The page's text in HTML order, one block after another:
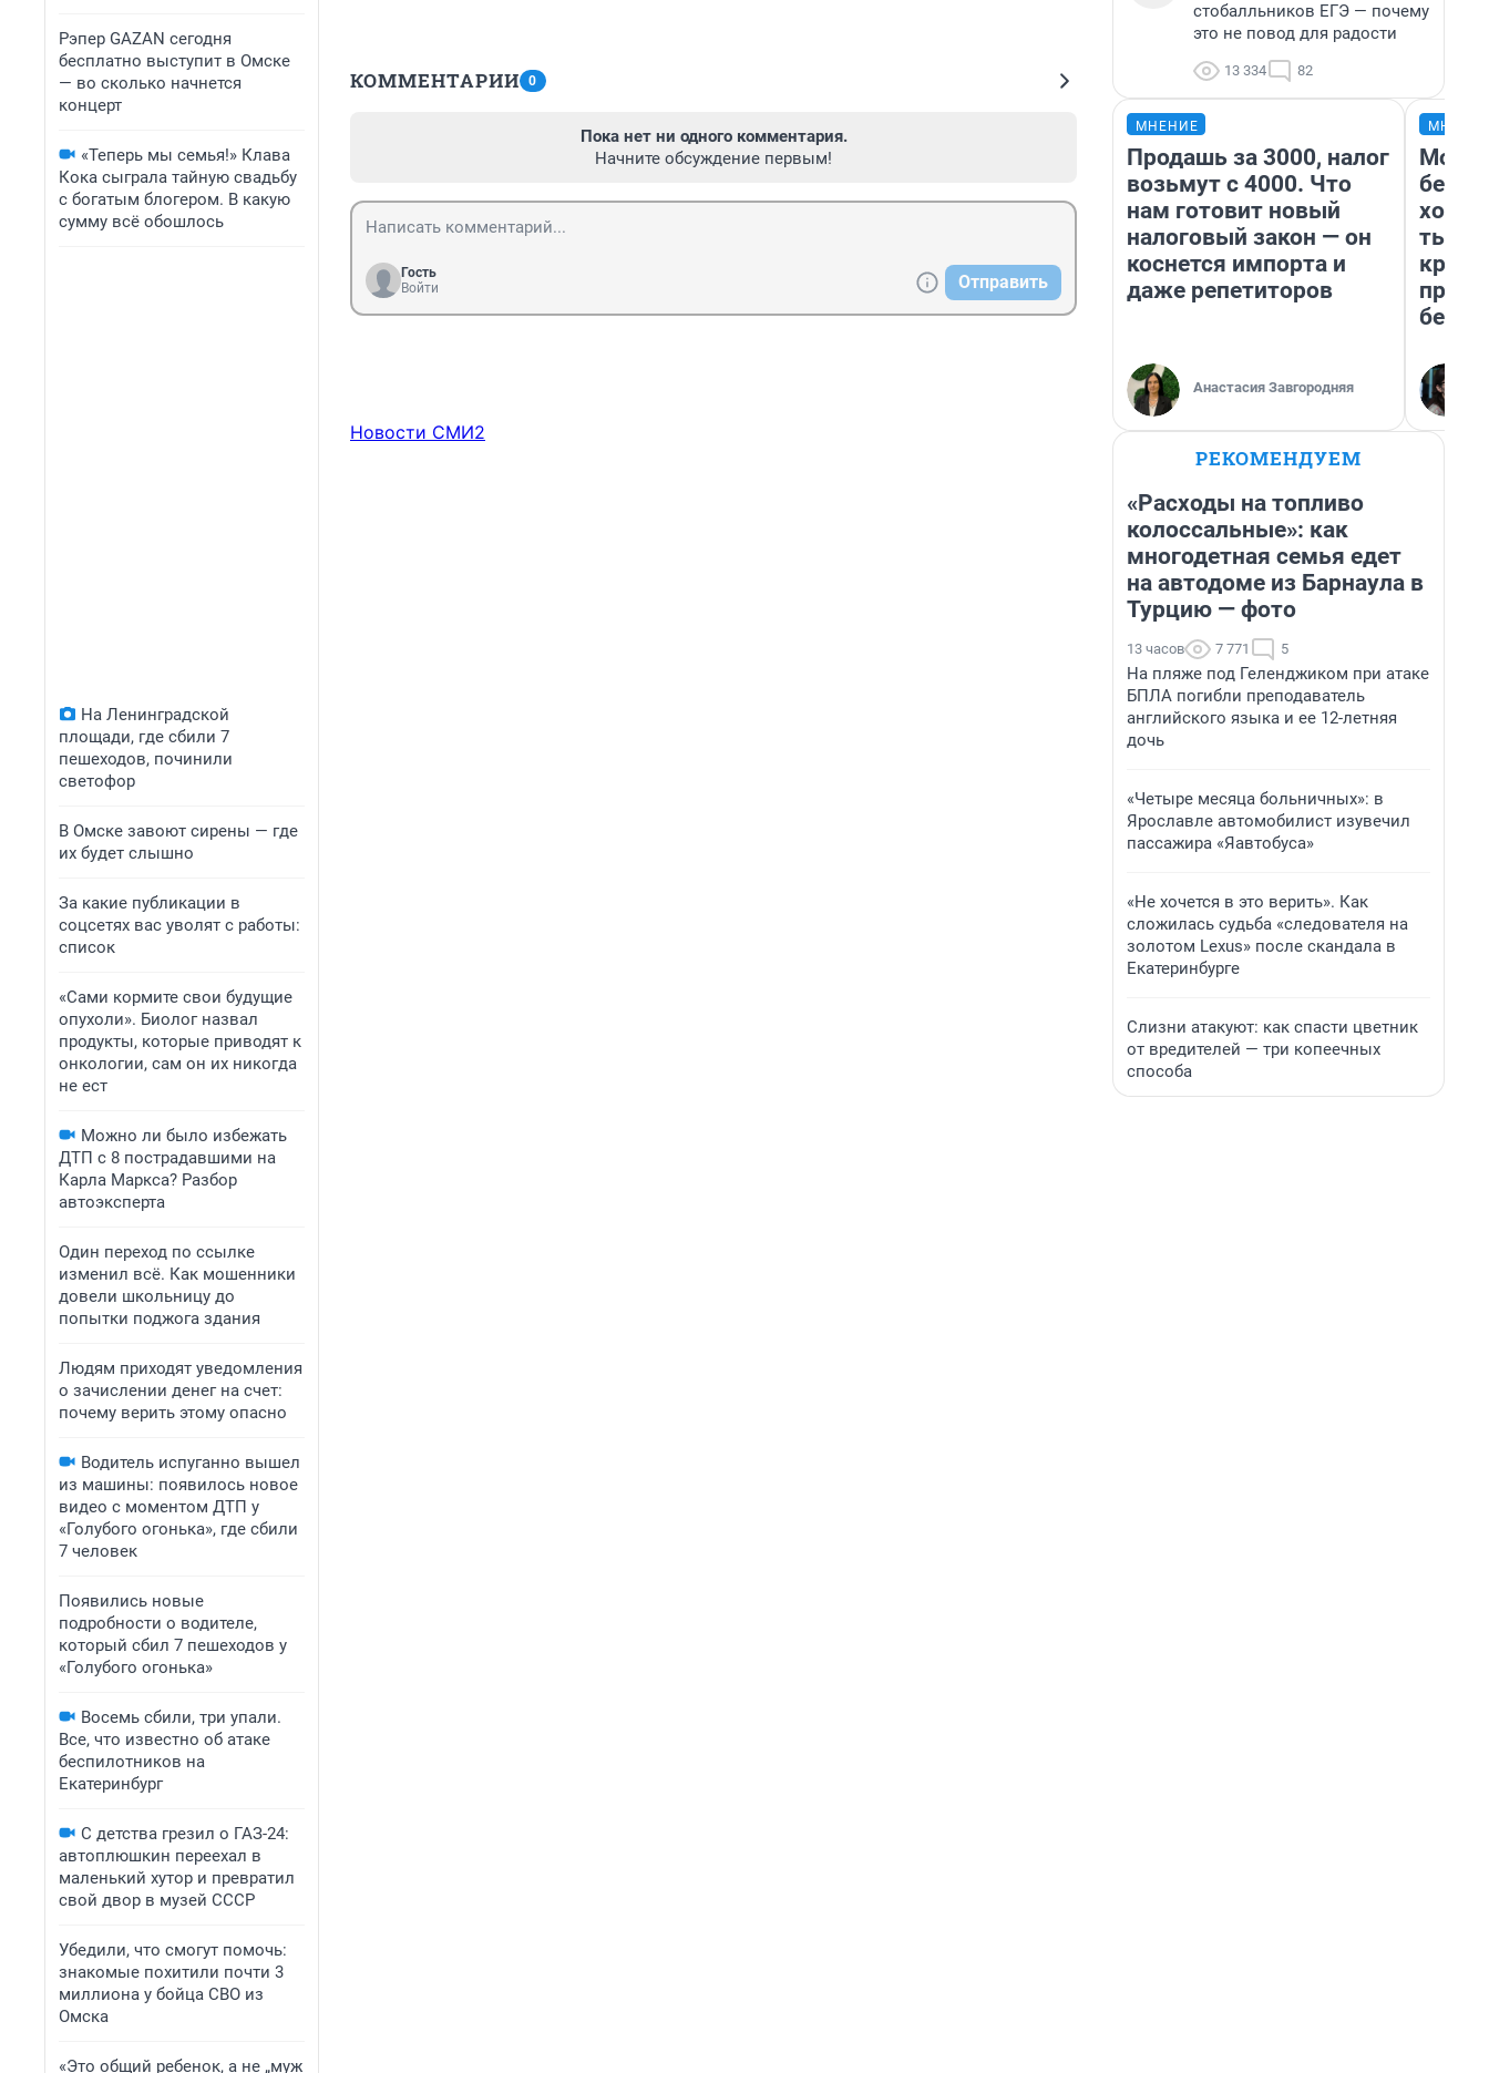
Рэпер GAZAN сегодня
бесплатно выступит в Омске
— во сколько начнется
концерт
«Теперь мы семья!» Клава
Кока сыграла тайную свадьбу
с богатым блогером. В какую
сумму всё обошлось
На Ленинградской
площади, где сбили 7
пешеходов, починили
светофор
В Омске завоют сирены — где
их будет слышно
За какие публикации в
соцсетях вас уволят с работы:
список
«Сами кормите свои будущие
опухоли». Биолог назвал
продукты, которые приводят к
онкологии, сам он их никогда
не ест
Можно ли было избежать
ДТП с 8 пострадавшими на
Карла Маркса? Разбор
автоэксперта
Один переход по ссылке
изменил всё. Как мошенники
довели школьницу до
попытки поджога здания
Людям приходят уведомления
о зачислении денег на счет:
почему верить этому опасно
Водитель испуганно вышел
из машины: появилось новое
видео с моментом ДТП у
«Голубого огонька», где сбили
7 человек
Появились новые
подробности о водителе,
который сбил 7 пешеходов у
«Голубого огонька»
Восемь сбили, три упали.
Все, что известно об атаке
беспилотников на
Екатеринбург
С детства грезил о ГАЗ-24:
автоплюшкин переехал в
маленький хутор и превратил
свой двор в музей СССР
Убедили, что смогут помочь:
знакомые похитили почти 3
миллиона у бойца СВО из
Омска
«Это общий ребенок, а не „муж
КОММЕНТАРИИ 0
Пока нет ни одного комментария.
Начните обсуждение первым!
Гость
Войти
Отправить
Новости СМИ2
стобалльников ЕГЭ — почему
это не повод для радости
13 334 82
МНЕНИЕ
Продашь за 3000, налог
возьмут с 4000. Что
нам готовит новый
налоговый закон — он
коснется импорта и
даже репетиторов
Анастасия Завгородняя
Мой
РЕКОМЕНДУЕМ
«Расходы на топливо
колоссальные»: как
многодетная семья едет
на автодоме из Барнаула в
Турцию — фото
13 часов 7 771 5
На пляже под Геленджиком при атаке
БПЛА погибли преподаватель
английского языка и ее 12-летняя
дочь
«Четыре месяца больничных»: в
Ярославле автомобилист изувечил
пассажира «Яавтобуса»
«Не хочется в это верить». Как
сложилась судьба «следователя на
золотом Lexus» после скандала в
Екатеринбурге
Слизни атакуют: как спасти цветник
от вредителей — три копеечных
способа